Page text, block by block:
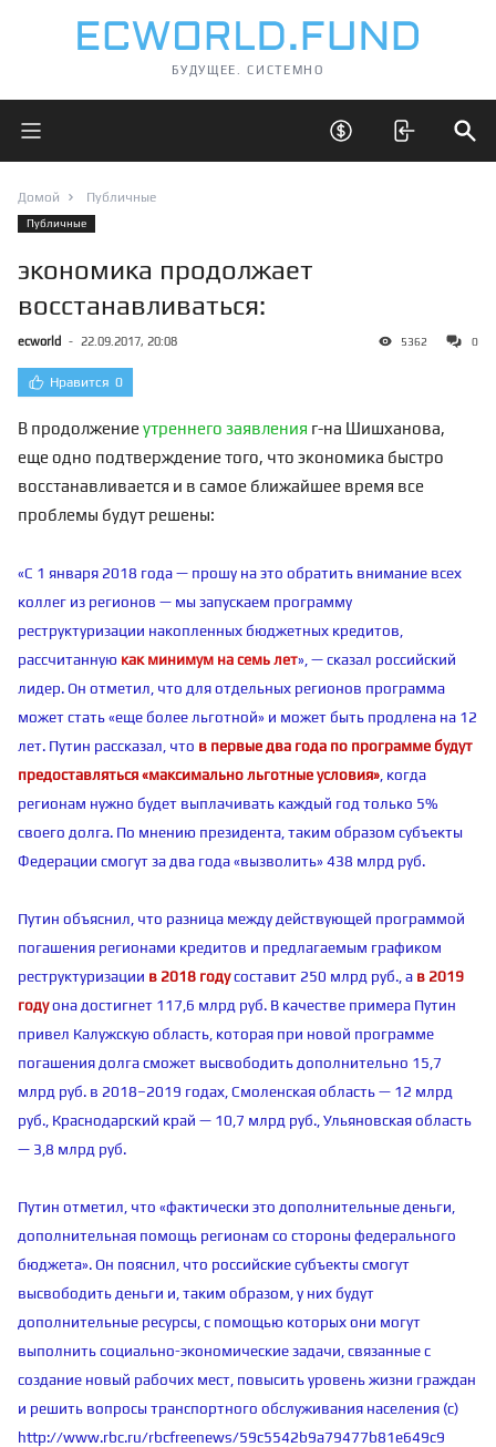
БУДУЩЕЕ. СИСТЕМНО
Открыть главное меню Открыть скрытые
Домой Публичные
Публичные
экономика продолжает
восстанавливаться:
ecworld - 22.09.2017, 20:08 5362 0
Нравится 0
В продолжениеутреннего заявления г-на Шишханова,
еще одно подтверждение того, что экономика быстро
восстанавливается и в самое ближайшее время все
проблемы будут решены:
«С 1 января 2018 года — прошу на это обратить внимание всех
коллег из регионов — мы запускаем программу
реструктуризации накопленных бюджетных кредитов,
рассчитанную как минимум на семь лет», — сказал российский
лидер. Он отметил, что для отдельных регионов программа
может стать «еще более льготной» и может быть продлена на 12
лет. Путин рассказал, что в первые два года по программе будут
предоставляться «максимально льготные условия» , когда
регионам нужно будет выплачивать каждый год только 5%
своего долга. По мнению президента, таким образом субъекты
Федерации смогут за два года «вызволить» 438 млрд руб.
Путин объяснил, что разница между действующей программой
погашения регионами кредитов и предлагаемым графиком
реструктуризации в 2018 годусоставит​ 250 млрд руб., а в 2019
годуона достигнет 117,6 млрд руб. В качестве примера Путин
привел Калужскую область, которая при новой программе
погашения долга сможет высвободить дополнительно 15,7
млрд руб. в 2018–2019 годах, Смоленская область — 12 млрд
руб., Краснодарский край — 10,7 млрд руб., Ульяновская область
— 3,8 млрд руб.
Путин отметил, что «фактически это дополнительные деньги,
дополнительная помощь регионам со стороны федерального
бюджета». Он пояснил, что российские субъекты смогут
высвободить деньги и, таким образом, у них будут
дополнительные ресурсы, с помощью которых они могут
выполнить социально-экономические задачи, связанные с
создание новый рабочих мест, повысить уровень жизни граждан
и решить вопросы транспортного обслуживания населения (с)
http://www.rbc.ru/rbcfreenews/59c5542b9a79477b81e649c9